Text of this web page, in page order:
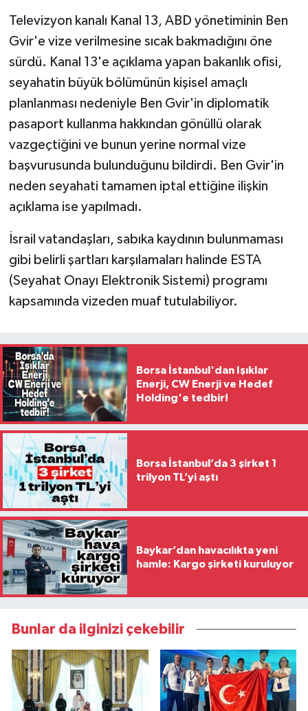
Televizyon kanalı Kanal 13, ABD yönetiminin Ben
Gvir'e vize verilmesine sıcak bakmadığını öne
sürdü. Kanal 13'e açıklama yapan bakanlık ofisi,
seyahatin büyük bölümünün kişisel amaçlı
planlanması nedeniyle Ben Gvir'in diplomatik
pasaport kullanma hakkından gönüllü olarak
vazgeçtiğini ve bunun yerine normal vize
başvurusunda bulunduğunu bildirdi. Ben Gvir'in
neden seyahati tamamen iptal ettiğine ilişkin
açıklama ise yapılmadı.
İsrail vatandaşları, sabıka kaydının bulunmaması
gibi belirli şartları karşılamaları halinde ESTA
(Seyahat Onayı Elektronik Sistemi) programı
kapsamında vizeden muaf tutulabiliyor.
Borsa İstanbul'dan Işıklar
Enerji, CW Enerji ve Hedef
Holding'e tedbir!
Borsa İstanbul’da 3 şirket 1
trilyon TL’yi aştı
Baykar’dan havacılıkta yeni
hamle: Kargo şirketi kuruluyor
Bunlar da ilginizi çekebilir